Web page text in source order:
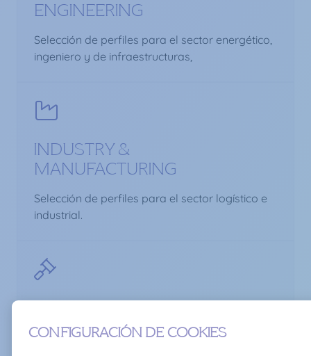
ENGINEERING
Selección de perfiles para el sector energético,
ingeniero y de infraestructuras,
INDUSTRY &
MANUFACTURING
Selección de perfiles para el sector logístico e
industrial.
Selección de perfiles del sector fiscal y legal.